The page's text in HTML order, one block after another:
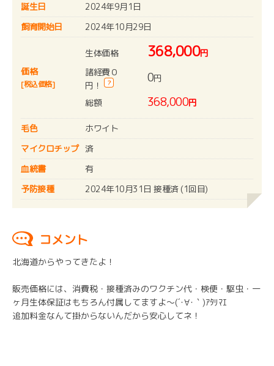
誕生日
2024年9月1日
飼育開始日
2024年10月29日
価格
[税込価格]
生体価格 368,000円
諸経費０
円！
? 0円
総額 368,000円
毛色
ホワイト
マイクロチップ 済
血統書
有
予防接種
2024年10月31日 接種済 (1回目)
コメント
北海道からやってきたよ！
販売価格には、消費税・接種済みのワクチン代・検便・駆虫・一
ヶ月生体保証はもちろん付属してますよ～(´･∀･｀)ｱﾀﾘﾏｴ
追加料金なんて掛からないんだから安心してネ！